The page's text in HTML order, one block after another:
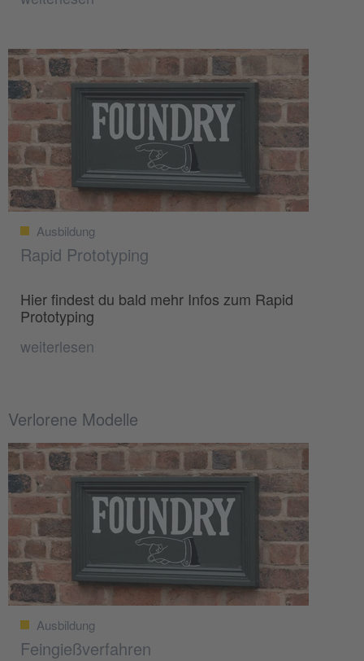
Ausbildung
Rapid Prototyping
Hier findest du bald mehr Infos zum Rapid
Prototyping
weiterlesen
Verlorene Modelle
Ausbildung
Feingießverfahren